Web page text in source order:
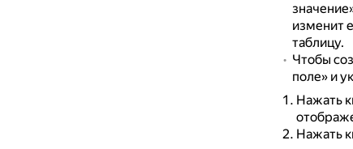
изменит
таблицу.
Чтобы
поле» и
Нажать
Нажать